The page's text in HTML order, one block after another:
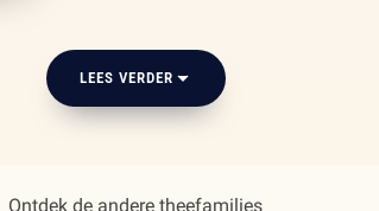
Onze grote
LEES VERDER
Ontdek de andere theefamilies